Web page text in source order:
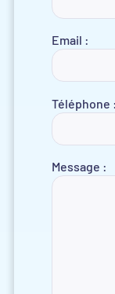
Email :
Téléphone :
Message :